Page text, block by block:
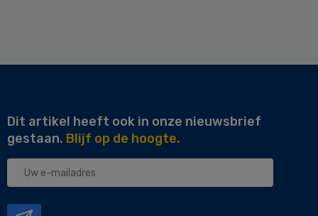
Dit artikel heeft ook in onze nieuwsbrief
gestaan. Blijf op de hoogte.
Uw